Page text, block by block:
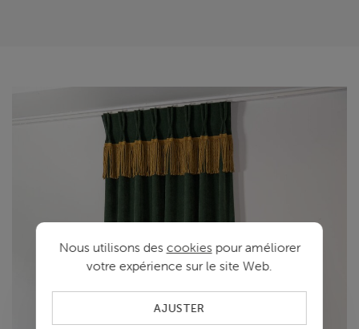
Nous utilisons des cookiespour améliorer
votre expérience sur le site Web.
AJUSTER